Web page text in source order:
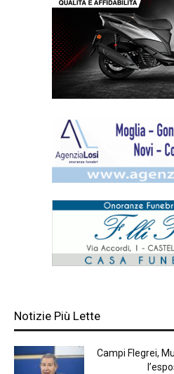
Notizie Più Lette
Campi Flegrei,